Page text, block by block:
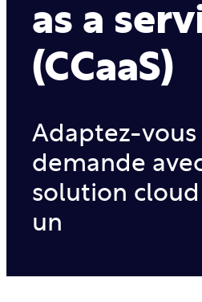
as a
(CCaaS)
Adaptez-vous
demande
solution
un